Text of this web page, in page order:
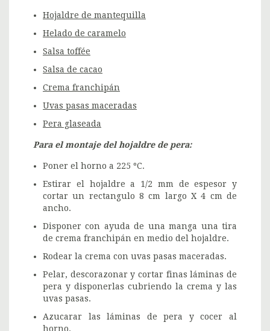
Hojaldre de mantequilla
Helado de caramelo
Salsa toffée
Salsa de cacao
Crema franchipán
Uvas pasas maceradas
Pera glaseada
Para el montaje del hojaldre de pera:
Poner el horno a 225 ºC.
Estirar el hojaldre a 1/2 mm de espesor y
cortar un rectangulo 8 cm largo X 4 cm de
ancho.
Disponer con ayuda de una manga una tira
de crema franchipán en medio del hojaldre.
Rodear la crema con uvas pasas maceradas.
Pelar, descorazonar y cortar finas láminas de
pera y disponerlas cubriendo la crema y las
uvas pasas.
Azucarar las láminas de pera y cocer al
horno.